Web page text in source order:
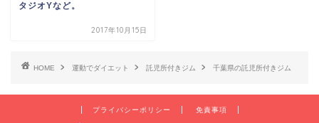
タジオYなど。
2017年10月15日
HOME 運動でダイエット 託児所付きジム 千葉県の託児所付きジム
プライバシーポリシー 免責事項